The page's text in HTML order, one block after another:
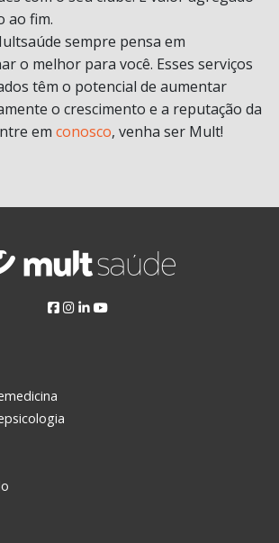
ao fim.
sempre pensa em
o melhor para você. Esses serviços
têm o potencial de aumentar
o crescimento e a reputação da
em conosco, venha ser Mult!